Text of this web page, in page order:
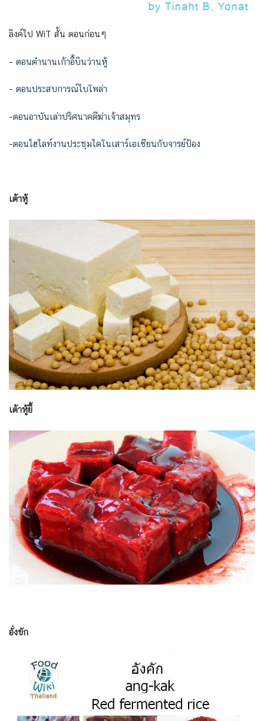
ลิงค์ไป WiT สั้น ตอนก่อนๆ
– ตอนตำนานเก้าอี้บินว่านหู้
– ตอนประสบการณ์ไบโพล่า
–ตอนอาบันเล่าปริศนาคดีฆ่าเจ้าสมุทร
–ตอนไฮไลท์งานประชุมไดโนเสาร์เอเซียนกับจารย์ป้อง
เต้าหู้
เต้าหู้ยี้
อั่งขัก